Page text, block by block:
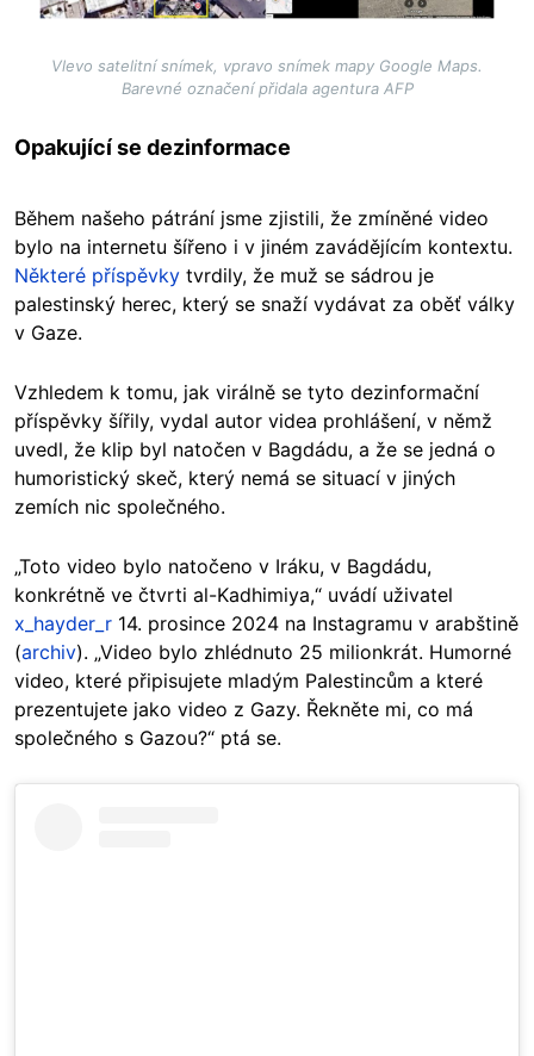
Vlevo satelitní snímek, vpravo snímek mapy Google Maps.
Barevné označení přidala agentura AFP
Opakující se dezinformace
Během našeho pátrání jsme zjistili, že zmíněné video
bylo na internetu šířeno i v jiném zavádějícím kontextu.
Některé příspěvky tvrdily, že muž se sádrou je
palestinský herec, který se snaží vydávat za oběť války
v Gaze.
Vzhledem k tomu, jak virálně se tyto dezinformační
příspěvky šířily, vydal autor videa prohlášení, v němž
uvedl, že klip byl natočen v Bagdádu, a že se jedná o
humoristický skeč, který nemá se situací v jiných
zemích nic společného.
„Toto video bylo natočeno v Iráku, v Bagdádu,
konkrétně ve čtvrti al-Kadhimiya,“ uvádí uživatel
x_hayder_r 14. prosince 2024 na Instagramu v arabštině
(archiv). „Video bylo zhlédnuto 25 milionkrát. Humorné
video, které připisujete mladým Palestincům a které
prezentujete jako video z Gazy. Řekněte mi, co má
společného s Gazou?“ ptá se.